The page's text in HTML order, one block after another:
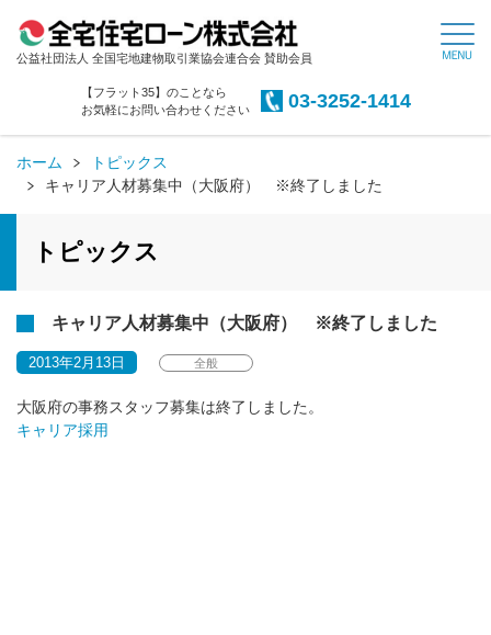
公益社団法人 全国宅地建物取引業協会連合会 賛助会員
【フラット35】のことなら
お気軽にお問い合わせください
03-3252-1414
ホーム
トピックス
キャリア人材募集中（大阪府） ※終了しました
トピックス
キャリア人材募集中（大阪府） ※終了しました
2013年2月13日 全般
大阪府の事務スタッフ募集は終了しました。
キャリア採用